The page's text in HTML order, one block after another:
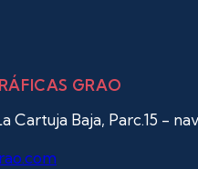
GRAO
Cartuja Baja, Parc.15 -